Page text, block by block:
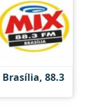
Brasília, 88.3